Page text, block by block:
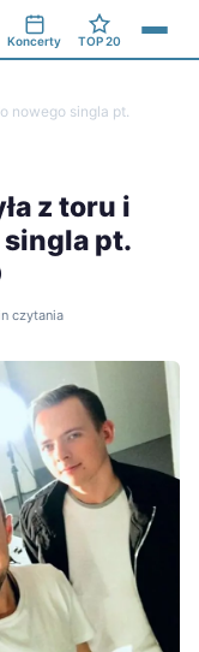
Koncerty TOP 20
nowego singla pt.
z toru i
singla pt.
czytania